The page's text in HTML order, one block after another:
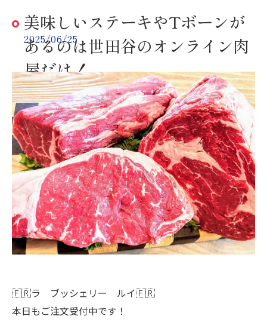
美味しいステーキやTボーンが
あるのは世田谷のオンライン肉
屋だけ！
2025/06/25
🇫🇷ラ ブッシェリー ルイ🇫🇷
本日もご注文受付中です！